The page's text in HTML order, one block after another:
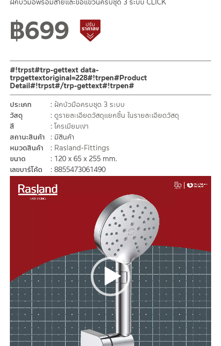
ฝักบัวมือพร้อมสายและขอแขวนครบชุด 3 ระบบ CLICK
฿699
#!trpst#trp-gettext data-
trpgettextoriginal=228#!trpen#Product
Detail#!trpst#/trp-gettext#!trpen#
ประเภท
ฝักบัวมือครบชุด 3 ระบบ
วัสดุ
ดูรายละเอียดวัสดุแยกชิ้น ในรายละเอียดวัสดุ
สี
โครเมียมเงา
สถานะสินค้า
มีสินค้า
หมวดสินค้า
Rasland-Fittings
ขนาด
120 x 65 x 255 mm.
เลขบาร์โค้ด
8855473061490
Player